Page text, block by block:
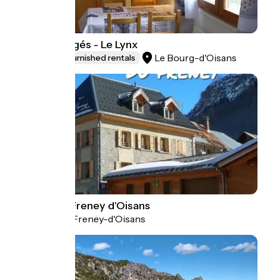
Les Lys Orangés - Le Lynx
Lodgings and furnished rentals Le Bourg-d'Oisans
Auberge du Freney d'Oisans
Le Freney-d'Oisans